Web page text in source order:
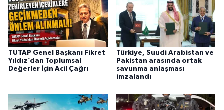
TUTAP Genel Başkanı Fikret
Yıldız’dan Toplumsal
Değerler İçin Acil Çağrı
Türkiye, Suudi Arabistan ve
Pakistan arasında ortak
savunma anlaşması
imzalandı